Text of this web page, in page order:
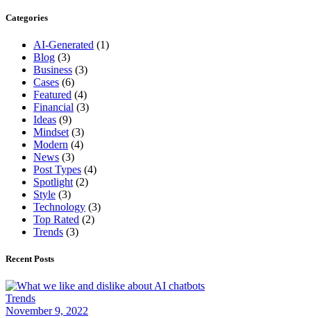
Categories
AI-Generated (1)
Blog (3)
Business (3)
Cases (6)
Featured (4)
Financial (3)
Ideas (9)
Mindset (3)
Modern (4)
News (3)
Post Types (4)
Spotlight (2)
Style (3)
Technology (3)
Top Rated (2)
Trends (3)
Recent Posts
Trends
November 9, 2022